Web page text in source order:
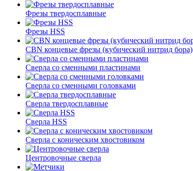
Фрезы твердосплавные
Фрезы HSS
CBN концевые фрезы (кубический нитрид бора)
Сверла со сменными пластинами
Сверла со сменными головками
Сверла твердосплавные
Сверла HSS
Сверла с коническим хвостовиком
Центровочные сверла